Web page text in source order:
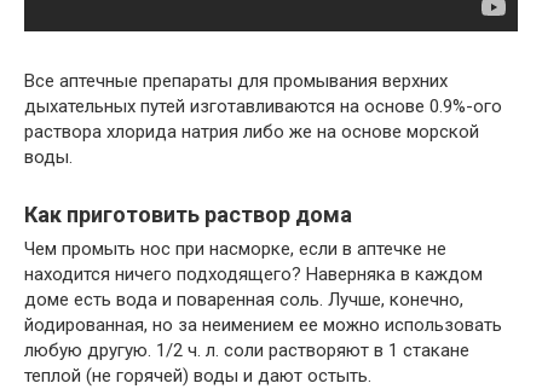
Все аптечные препараты для промывания верхних
дыхательных путей изготавливаются на основе 0.9%-ого
раствора хлорида натрия либо же на основе морской
воды.
Как приготовить раствор дома
Чем промыть нос при насморке, если в аптечке не
находится ничего подходящего? Наверняка в каждом
доме есть вода и поваренная соль. Лучше, конечно,
йодированная, но за неимением ее можно использовать
любую другую. 1/2 ч. л. соли растворяют в 1 стакане
теплой (не горячей) воды и дают остыть.